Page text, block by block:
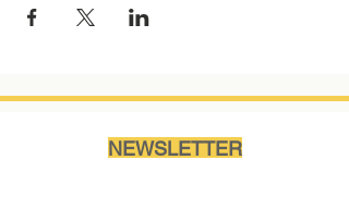
NEWSLETTER